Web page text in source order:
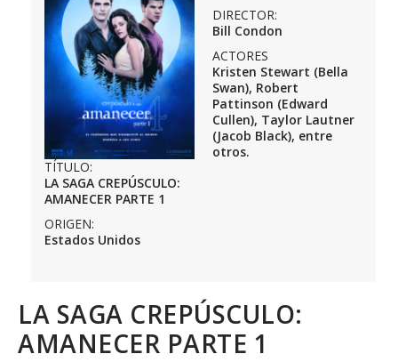
TÍTULO:
LA SAGA CREPÚSCULO:
AMANECER PARTE 1
ORIGEN:
Estados Unidos
DIRECTOR:
Bill Condon
ACTORES
Kristen Stewart (Bella
Swan), Robert
Pattinson (Edward
Cullen), Taylor Lautner
(Jacob Black), entre
otros.
LA SAGA CREPÚSCULO:
AMANECER PARTE 1